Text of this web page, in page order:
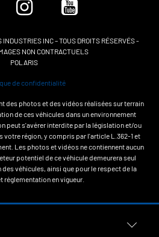
INC – TOUS DROITS RÉSERVÉS -
NON CONTRACTUELS
POLARIS
de confidentialité
des photos et des vidéos réalisées sur terrain
de ces véhicules dans un environnement
peut s'avérer interdite par la législation et/ou
votre région, y compris par l'article L.362-1 et
Les photos et vidéos ne contiennent aucun
potentiel de ce véhicule demeurera seul
véhicules, ainsi que pour le respect de la
réglementation en vigueur.